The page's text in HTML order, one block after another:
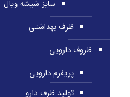
سایز شیشه ویال
ظرف بهداشتی
ظروف دارویی
پریفرم دارویی
تولید ظرف دارو